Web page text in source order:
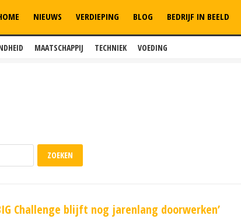
MAATSCHAPPIJ TECHNIEK VOEDING
NIEUWS VERDIEPING BLOG BEDRIJF IN BEELD
Challenge blijft nog jarenlang doorwerken’